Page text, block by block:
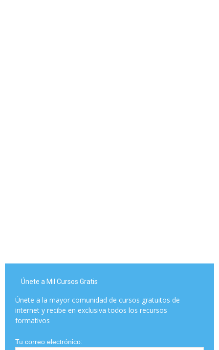
Únete a Mil Cursos Gratis
Únete a la mayor comunidad de cursos gratuitos de
internet y recibe en exclusiva todos los recursos
formativos
Tu correo electrónico: